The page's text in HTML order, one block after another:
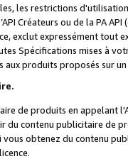
les restrictions
Créateurs ou de la PA
exclut expressément tout
Spécifications mises à
produits proposés sur
de produits en appelant
du contenu publicitaire de
vous obtenez du contenu